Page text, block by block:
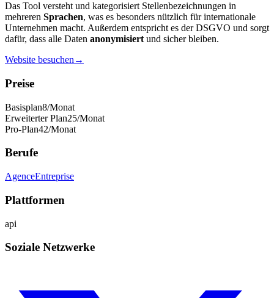
Das Tool versteht und kategorisiert Stellenbezeichnungen in
mehreren Sprachen, was es besonders nützlich für internationale
Unternehmen macht. Außerdem entspricht es der DSGVO und sorgt
dafür, dass alle Daten anonymisiert und sicher bleiben.
Website besuchen →
Preise
Basisplan8/Monat
Erweiterter Plan25/Monat
Pro-Plan42/Monat
Berufe
AgenceEntreprise
Plattformen
api
Soziale Netzwerke